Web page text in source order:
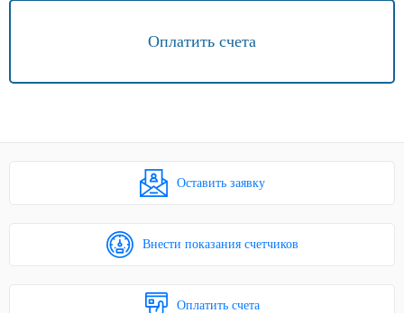
Оплатить счета
Оставить заявку
Внести показания счетчиков
Оплатить счета